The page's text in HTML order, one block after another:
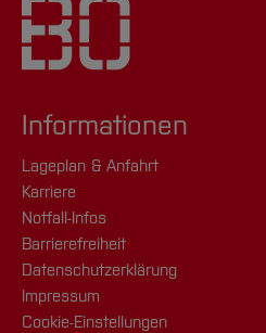
Informationen
Lageplan & Anfahrt
Karriere
Notfall-Infos
Barrierefreiheit
Datenschutzerklärung
Impressum
Cookie-Einstellungen